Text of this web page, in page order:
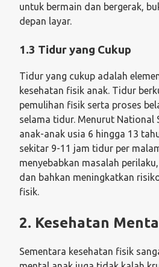
untuk bermain dan bergerak,
depan layar.
1.3 Tidur yang Cukup
Tidur yang cukup adalah
kesehatan fisik anak. Tidur
pemulihan fisik serta proses
selama tidur. Menurut National
anak-anak usia 6 hingga 13
sekitar 9-11 jam tidur per
menyebabkan masalah
dan bahkan meningkatkan
fisik.
2. Kesehatan
Sementara kesehatan fisik